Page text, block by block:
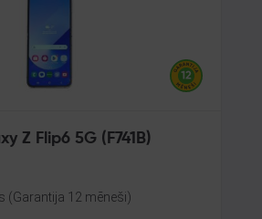
Z Flip6 5G (F741B)
(Garantija 12 mēneši)